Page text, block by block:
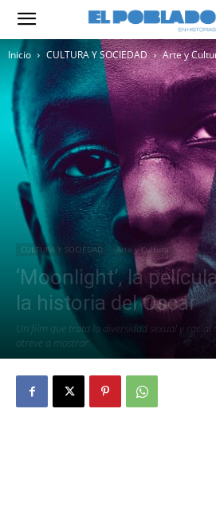
Inicio CULTURA Y SOCIEDAD Arte y
CULTURA Y SOCIEDAD Arte y Cultura
‘Moonlight’, la
la historia del Oscar
Un film que trata la diversidad sexual y racial
atreve a mostrar.